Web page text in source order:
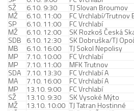
SŽ 6.10. 9:30 TJ Slovan Broumov
MŽ 6.10. 11:00 FC Vrchlabí/Trutnov
SP 6.10. 11:00 FC Vrchlabí
MŽ 6.10. 12:00 SK Rozkoš Česká
SDB 6.10. 12:30 SK Dobruška/TJ
MB 6.10. 16:00 TJ Sokol Nepolisy
MP 7.10. 10:00 FC Vrchlabí
MP 7.10. 11:00 MFK Trutnov
SDA 7.10. 13:30 FC Vrchlabí A
MA 7.10. 16:00 FC Vrchlabí A
MP 13.10. 9:00 FC Vrchlabí
SŽ 13.10. 9:30 SK Vysoké Mýto
MŽ 13.10. 10:00 TJ Tatran Hostinné